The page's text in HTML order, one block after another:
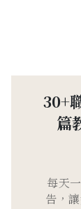
30+
篇
每天
告，